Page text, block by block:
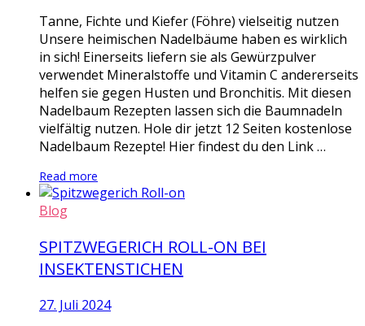
Tanne, Fichte und Kiefer (Föhre) vielseitig nutzen
Unsere heimischen Nadelbäume haben es wirklich
in sich! Einerseits liefern sie als Gewürzpulver
verwendet Mineralstoffe und Vitamin C andererseits
helfen sie gegen Husten und Bronchitis. Mit diesen
Nadelbaum Rezepten lassen sich die Baumnadeln
vielfältig nutzen. Hole dir jetzt 12 Seiten kostenlose
Nadelbaum Rezepte! Hier findest du den Link …
Read more
Blog
SPITZWEGERICH ROLL-ON BEI
INSEKTENSTICHEN
27. Juli 2024